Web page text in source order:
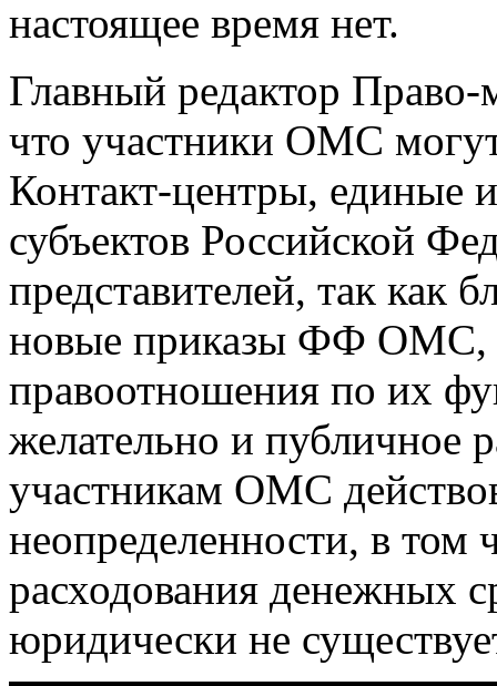
настоящее время нет.
Главный редактор
что участники ОМС
Контакт-центры, единые
субъектов Российской
представителей, так как
новые приказы ФФ ОМС,
правоотношения по их
желательно и
участникам ОМС
неопределенности, в том
расходования денежных
юридически не